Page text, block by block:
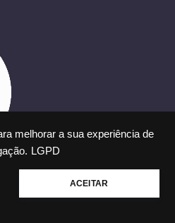
melhorar a sua experiência de
LGPD
ACEITAR
- Jardins - São Paulo/SP
ajuda?